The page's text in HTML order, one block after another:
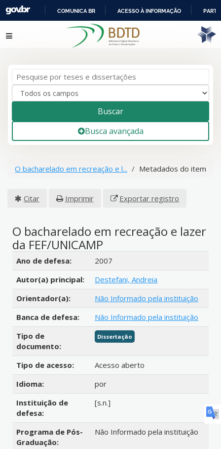
IR
PARA
COMUNICA BR ACESSO À INFORMAÇÃO
Pular para o conteúdo
Buscar
Busca avançada
O bacharelado em recreação e l... Metadados do item
Citar Imprimir Exportar registro
O bacharelado em recreação e lazer
da FEF/UNICAMP
Detalhes bibliográficos
Ano de defesa:
2007
Autor(a) principal:
Destefani, Andreia
Orientador(a):
Não Informado pela instituição
Banca de defesa:
Não Informado pela instituição
Tipo de
documento:
Dissertação
Tipo de acesso:
Acesso aberto
Idioma:
por
Instituição de
defesa:
[s.n.]
Programa de Pós-
Graduação:
Não Informado pela instituição